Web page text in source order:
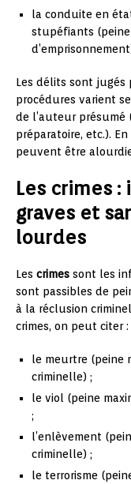
la conduite en
stupéfiants (peine
Les délits sont jugés
procédures varient
de l’auteur présumé
préparatoire, etc.).
peuvent être
Les crimes
graves et
lourdes
Les crimes sont les
sont passibles de
à la réclusion
crimes, on peut citer :
le meurtre (peine
criminelle) ;
le viol (peine
;
l’enlèvement
criminelle) ;
le terrorisme